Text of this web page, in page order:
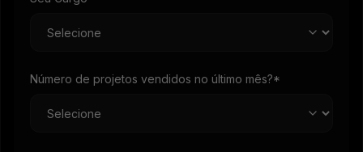
Número de projetos vendidos no último mês?*